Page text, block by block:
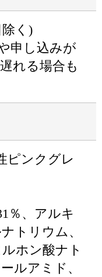
く)
申し込みが
れる場合も
ピンクグレ
％、アルキ
トリウム、
ホン酸ナト
ルアミド、